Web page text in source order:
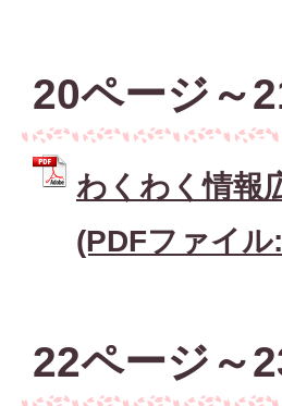
20ページ～
わくわく情報
(PDFファイ
22ページ～